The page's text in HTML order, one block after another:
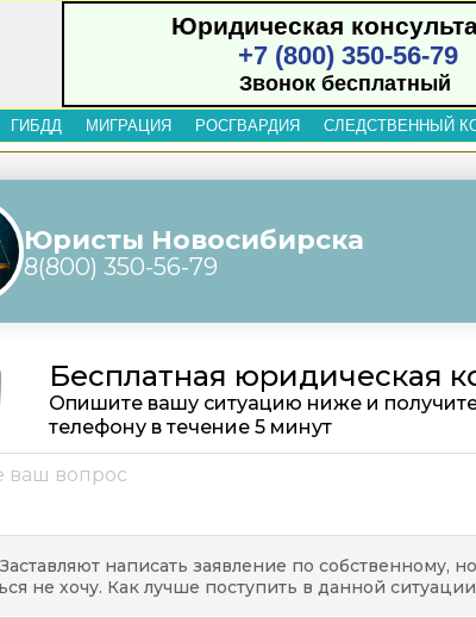
Юридическая
+7 (800) 350-56-79
Звонок бесплатный
ГИБДД МИГРАЦИЯ РОСГВАРДИЯ СЛЕДСТВЕННЫЙ